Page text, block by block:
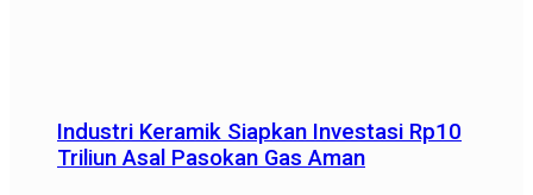
Industri Keramik Siapkan Investasi Rp10
Triliun Asal Pasokan Gas Aman